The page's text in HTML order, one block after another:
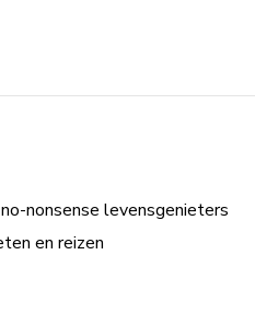
nonsense levensgenieters
en reizen